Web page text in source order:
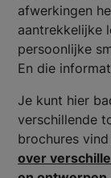
afwerkingen
aantrekkelijke
persoonlijke
En die
Je kunt hier
verschillende
brochures
over